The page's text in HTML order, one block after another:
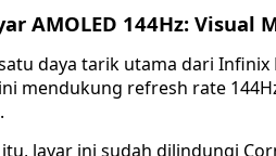
AMOLED 144Hz: Visual
daya tarik utama dari Infinix
mendukung refresh rate
itu, layar ini sudah dilindungi